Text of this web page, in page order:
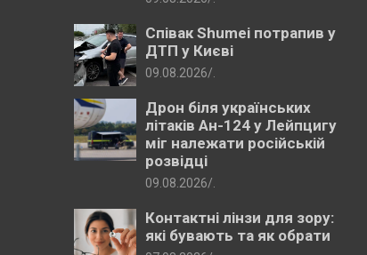
Співак Shumei потрапив у
ДТП у Києві
09.08.2026
Дрон біля українських
літаків Ан-124 у Лейпцигу
міг належати російській
розвідці
09.08.2026
Контактні лінзи для зору:
які бувають та як обрати